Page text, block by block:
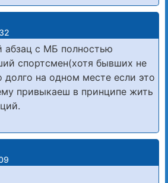
абзац с МБ полностью
спортсмен(хотя бывших не
на одном месте если это
привыкаеш в принципе жить